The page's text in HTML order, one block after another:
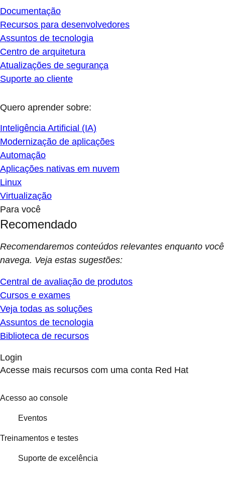
Documentação
Recursos para desenvolvedores
Assuntos de tecnologia
Centro de arquitetura
Atualizações de segurança
Suporte ao cliente
Quero aprender sobre:
Inteligência Artificial (IA)
Modernização de aplicações
Automação
Aplicações nativas em nuvem
Linux
Virtualização
Para você
Recomendado
Recomendaremos conteúdos relevantes enquanto você
navega. Veja estas sugestões:
Central de avaliação de produtos
Cursos e exames
Veja todas as soluções
Assuntos de tecnologia
Biblioteca de recursos
Login
Acesse mais recursos com uma conta Red Hat
Acesso ao console
Eventos
Treinamentos e testes
Suporte de excelência